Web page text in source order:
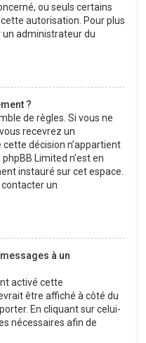
ou seuls certains
autorisation. Pour plus
administrateur du
?
de règles. Si vous ne
recevrez un
décision n’appartient
Limited n’est en
instauré sur cet espace.
un
à un
activé cette
être affiché à côté du
En cliquant sur celui-
nécessaires afin de